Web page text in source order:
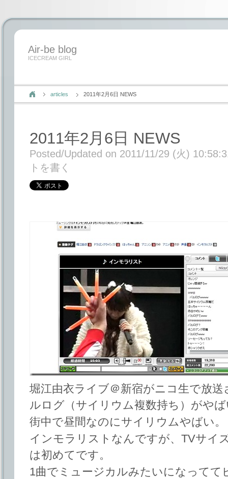
Air-be blog
ICECREAM GIRL
articles 2011年2月6日 NEWS
2011年2月6日 NEWS
Posted/Updated on 2011/11/29 (火)
トを書く
堀江由衣ライブ＠新宿がニコ生で放
ルログ（サイリウム複数持ち）がや
街中で昼間なのにサイリウムやばい。
インモラリストなんですが、TVサイ
は初めてです。
1曲でミュージカルみたいになってて